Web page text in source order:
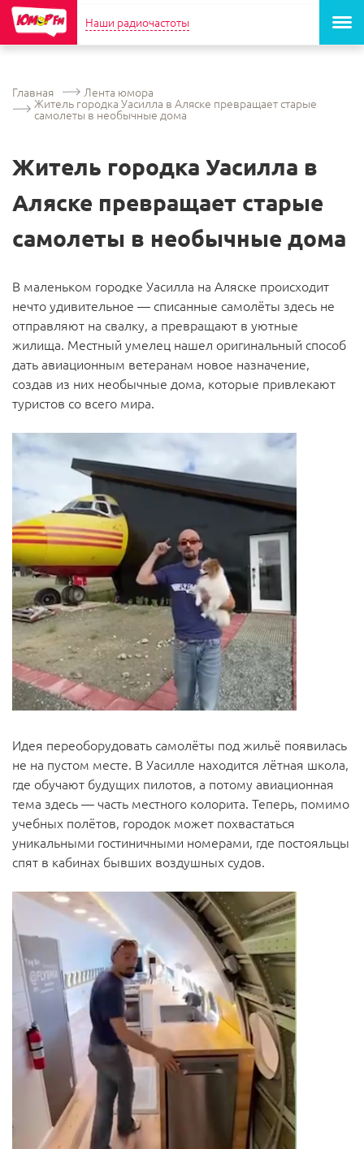
Наши радиочастоты
Главная Лента юмора
Житель городка Уасилла в Аляске превращает старые
самолеты в необычные дома
Житель городка Уасилла в
Аляске превращает старые
самолеты в необычные дома
В маленьком городке Уасилла на Аляске происходит
нечто удивительное — списанные самолёты здесь не
отправляют на свалку, а превращают в уютные
жилища. Местный умелец нашел оригинальный способ
дать авиационным ветеранам новое назначение,
создав из них необычные дома, которые привлекают
туристов со всего мира.
Идея переоборудовать самолёты под жильё появилась
не на пустом месте. В Уасилле находится лётная школа,
где обучают будущих пилотов, а потому авиационная
тема здесь — часть местного колорита. Теперь, помимо
учебных полётов, городок может похвастаться
уникальными гостиничными номерами, где постояльцы
спят в кабинах бывших воздушных судов.